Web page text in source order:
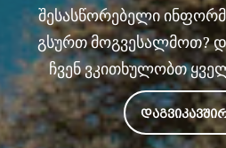
შესასწორებელი
გსურთ მოგვესალმოთ?
ჩვენ ვკითხულობთ